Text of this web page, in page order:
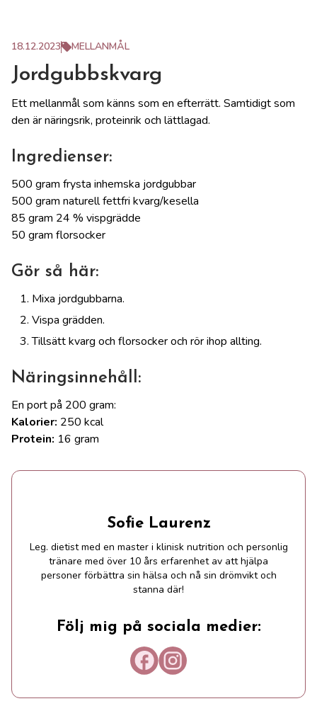
18.12.2023 MELLANMÅL
Jordgubbskvarg
Ett mellanmål som känns som en efterrätt. Samtidigt som
den är näringsrik, proteinrik och lättlagad.
Ingredienser:
500 gram frysta inhemska jordgubbar
500 gram naturell fettfri kvarg/kesella
85 gram 24 % vispgrädde
50 gram florsocker
Gör så här:
Mixa jordgubbarna.
Vispa grädden.
Tillsätt kvarg och florsocker och rör ihop allting.
Näringsinnehåll:
En port på 200 gram:
Kalorier: 250 kcal
Protein: 16 gram
Sofie Laurenz
Leg. dietist med en master i klinisk nutrition och personlig
tränare med över 10 års erfarenhet av att hjälpa
personer förbättra sin hälsa och nå sin drömvikt och
stanna där!
Följ mig på sociala medier: